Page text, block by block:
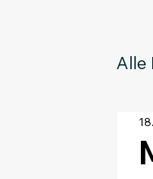
Alle